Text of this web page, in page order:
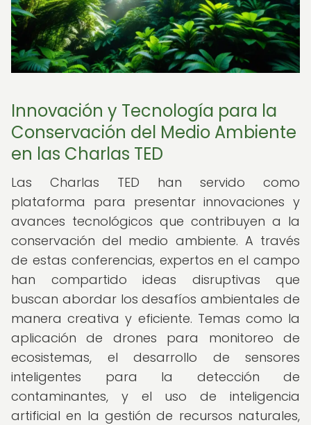
Innovación y Tecnología para la
Conservación del Medio Ambiente
en las Charlas TED
Las Charlas TED han servido como
plataforma para presentar innovaciones y
avances tecnológicos que contribuyen a la
conservación del medio ambiente. A través
de estas conferencias, expertos en el campo
han compartido ideas disruptivas que
buscan abordar los desafíos ambientales de
manera creativa y eficiente. Temas como la
aplicación de drones para monitoreo de
ecosistemas, el desarrollo de sensores
inteligentes para la detección de
contaminantes, y el uso de inteligencia
artificial en la gestión de recursos naturales,